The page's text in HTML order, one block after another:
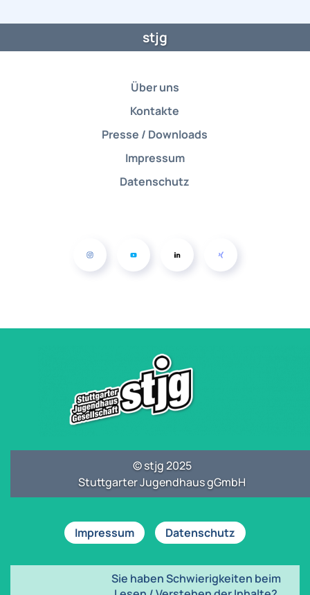
stjg
Über uns
Kontakte
Presse / Downloads
Impressum
Datenschutz
© stjg 2025
Stuttgarter Jugendhaus gGmbH
Impressum Datenschutz
Sie haben Schwierigkeiten beim